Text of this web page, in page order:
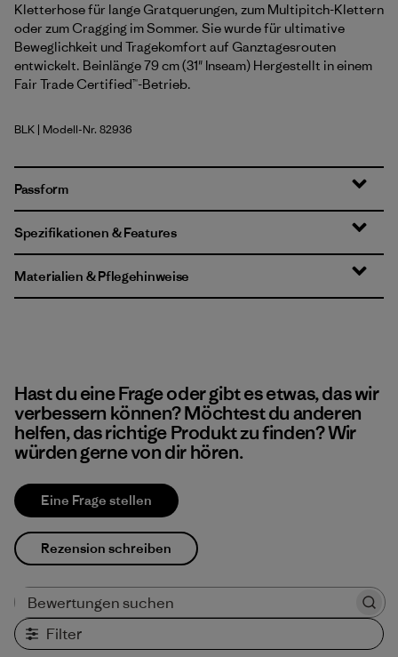
Kletterhose für lange Gratquerungen, zum Multipitch-Klettern
oder zum Cragging im Sommer. Sie wurde für ultimative
Beweglichkeit und Tragekomfort auf Ganztagesrouten
entwickelt. Beinlänge 79 cm (31" Inseam) Hergestellt in einem
Fair Trade Certified™-Betrieb.
Black
BLK | Modell-Nr. 82936
Passform
Spezifikationen & Features
Materialien & Pflegehinweise
Hast du eine Frage oder gibt es etwas, das wir
verbessern können? Möchtest du anderen
helfen, das richtige Produkt zu finden? Wir
würden gerne von dir hören.
Eine Frage stellen
Rezension schreiben
Filter